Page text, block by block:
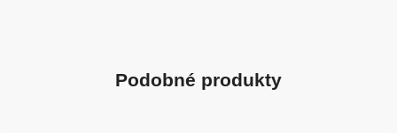
Podobné produkty